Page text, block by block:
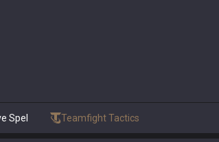
Spel Teamfight Tactics